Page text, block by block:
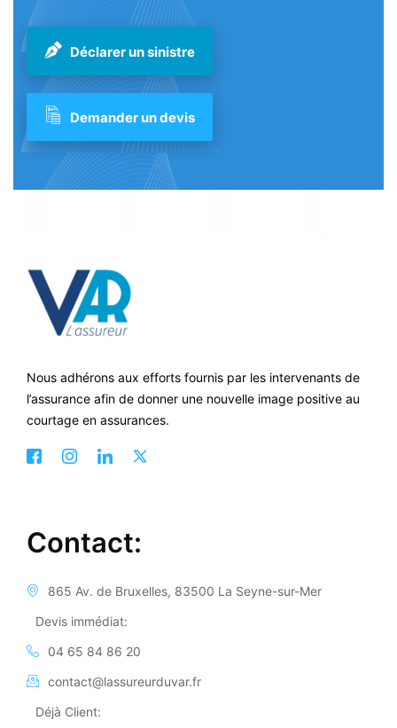
Déclarer un sinistre
Demander un devis
Nous adhérons aux efforts fournis par les intervenants de
l’assurance afin de donner une nouvelle image positive au
courtage en assurances.
Contact:
865 Av. de Bruxelles, 83500 La Seyne-sur-Mer
Devis immédiat:
04 65 84 86 20
contact@lassureurduvar.fr
Déjà Client: